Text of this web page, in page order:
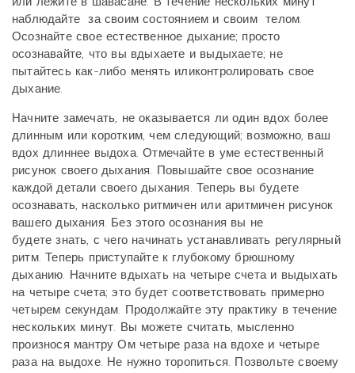
наблюдайте за своим состоянием и своим телом.
Осознайте свое естественное дыхание; просто
осознавайте, что вы вдыхаете и выдыхаете; не
пытайтесь как-либо менять иликонтролировать свое
дыхание.
Начните замечать, не оказывается ли один вдох более
длинным или коротким, чем следующий; возможно, ваш
вдох длиннее выдоха. Отмечайте в уме естественный
рисунок своего дыхания. Повышайте свое осознание
каждой детали своего дыхания. Теперь вы будете
осознавать, насколько ритмичен или аритмичен рисунок
вашего дыхания. Без этого осознания вы не
будетезнать, с чего начинать устанавливать регулярный
ритм. Теперь приступайте к глубокому брюшному
дыханию. Начните вдыхать на четыре счета и выдыхать
на четыре счета; это будетсоответствовать примерно
четырем секундам. Продолжайте эту практику в течение
нескольких минут. Вы можете считать, мысленно
произнося мантру Ом четыре раза на вдохе и четыре
раза на выдохе. Не нужно торопиться. Позвольте своему